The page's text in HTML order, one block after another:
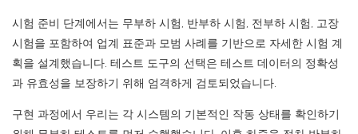
시험 준비 단계에서는 무부하 시험, 반부하 시험, 전부하 시험, 고장
시험을 포함하여 업계 표준과 모범 사례를 기반으로 자세한 시험 계
획을 설계했습니다. 테스트 도구의 선택은 테스트 데이터의 정확성
과 유효성을 보장하기 위해 엄격하게 검토되었습니다.
구현 과정에서 우리는 각 시스템의 기본적인 작동 상태를 확인하기